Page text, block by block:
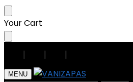
Your Cart
| | |
MENU